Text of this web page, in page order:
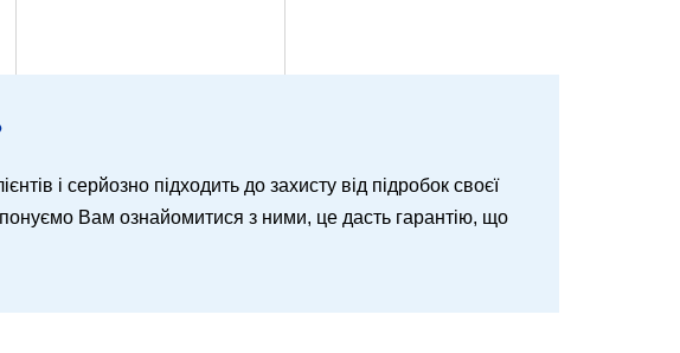
і серйозно підходить до захисту від підробок своєї
Вам ознайомитися з ними, це дасть гарантію, що